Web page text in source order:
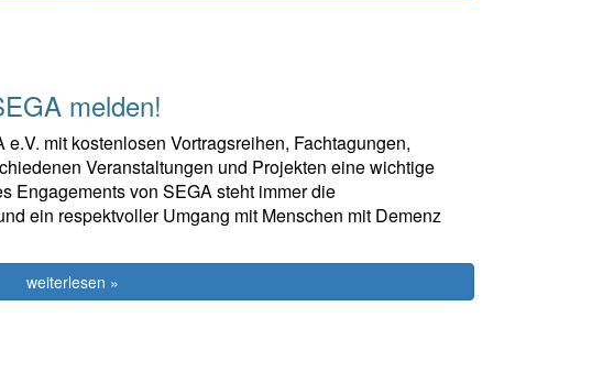
melden!
mit kostenlosen Vortragsreihen, Fachtagungen,
Veranstaltungen und Projekten eine wichtige
Engagements von SEGA steht immer die
ein respektvoller Umgang mit Menschen mit Demenz
weiterlesen »